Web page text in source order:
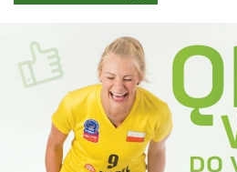
Kliknij, aby powiększyć